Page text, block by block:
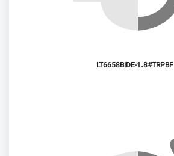
LT6658BIDE-1.8#TRPBF